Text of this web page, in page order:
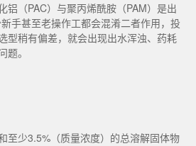
铝（PAC）与聚丙烯酰胺（PAM）是出
手甚至老操作工都会混淆二者作用，投
型稍有偏差，就会出现出水浑浊、药耗
。
至少3.5%（质量浓度）的总溶解固体物